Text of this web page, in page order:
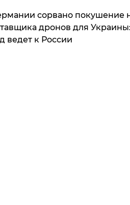
сорвано покушение
дронов для Украины:
ведет к России